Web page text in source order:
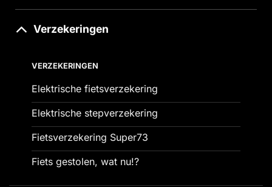
Verzekeringen
VERZEKERINGEN
Elektrische fietsverzekering
Elektrische stepverzekering
Fietsverzekering Super73
Fiets gestolen, wat nu!?